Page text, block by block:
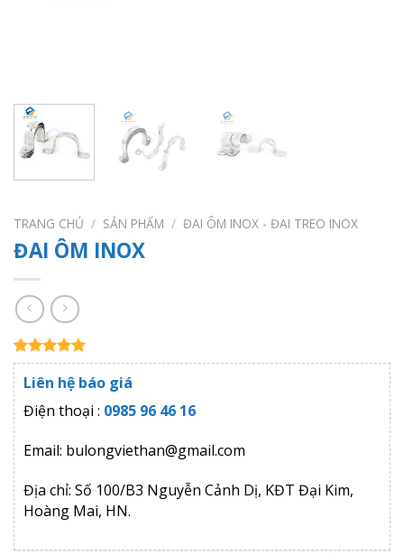
TRANG CHỦ / SẢN PHẨM / ĐAI ÔM INOX - ĐAI TREO INOX
ĐAI ÔM INOX
5.00trên 5
dựa trên
1
đánh giá
Liên hệ báo giá
Điện thoại : 0985 96 46 16
Email: bulongviethan@gmail.com
Địa chỉ: Số 100/B3 Nguyễn Cảnh Dị, KĐT Đại Kim,
Hoàng Mai, HN.